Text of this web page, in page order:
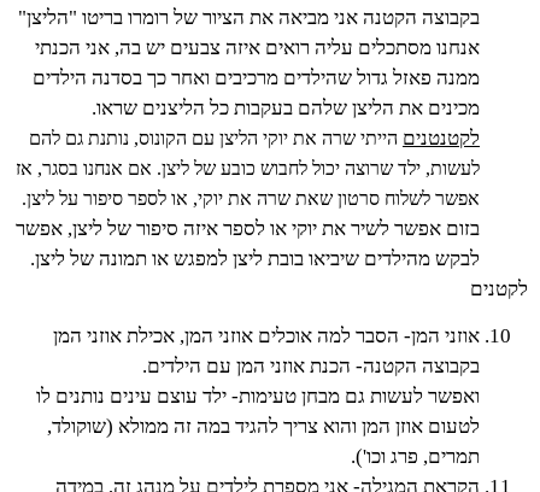
בקבוצה הקטנה אני מביאה את הציור של רומרו בריטו "הליצן"
אנחנו מסתכלים עליה רואים איזה צבעים יש בה, אני הכנתי
ממנה פאזל גדול שהילדים מרכיבים ואחר כך בסדנה הילדים
מכינים את הליצן שלהם בעקבות כל הליצנים שראו.
לקטנטנים הייתי שרה את יוקי הליצן עם הקונוס, נותנת גם להם
לעשות, ילד שרוצה יכול לחבוש כובע של ליצן. אם אנחנו בסגר, אז
אפשר לשלוח סרטון שאת שרה את יוקי, או לספר סיפור על ליצן.
בזום אפשר לשיר את יוקי או לספר איזה סיפור של ליצן, אפשר
לבקש מהילדים שיביאו בובת ליצן למפגש או תמונה של ליצן.
לקטנים
אוזני המן- הסבר למה אוכלים אוזני המן, אכילת אוזני המן
בקבוצה הקטנה- הכנת אוזני המן עם הילדים.
ואפשר לעשות גם מבחן טעימות- ילד עוצם עינים נותנים לו
לטעום אוזן המן והוא צריך להגיד במה זה ממולא (שוקולד,
תמרים, פרג וכו').
הקראת המגילה- אני מספרת לילדים על מנהג זה, במידה